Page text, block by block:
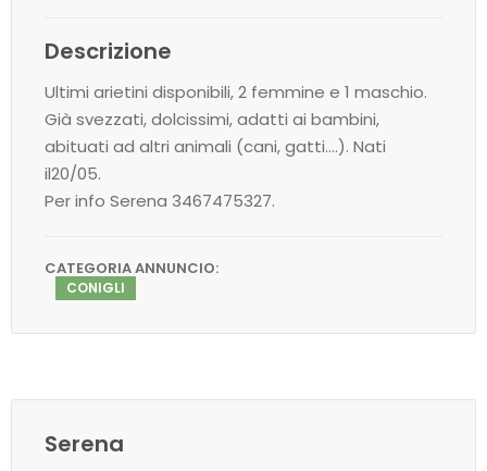
Descrizione
Ultimi arietini disponibili, 2 femmine e 1 maschio.
Già svezzati, dolcissimi, adatti ai bambini,
abituati ad altri animali (cani, gatti….). Nati
il20/05.
Per info Serena 3467475327.
CATEGORIA ANNUNCIO:
CONIGLI
Serena